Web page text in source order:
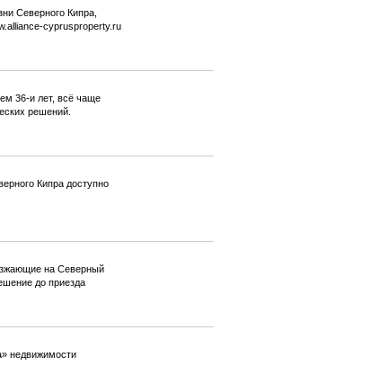
Северного Кипра,
cyprusproperty.ru
36-и лет, всё чаще
решений.
Кипра доступно
на Северный
до приезда
недвижимости